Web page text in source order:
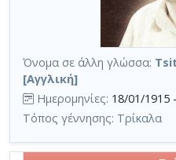
Όνομα σε άλλη γλώσσα:
[Αγγλική]
Ημερομηνίες: 18/01/1915
Τόπος γέννησης: Τρίκαλα